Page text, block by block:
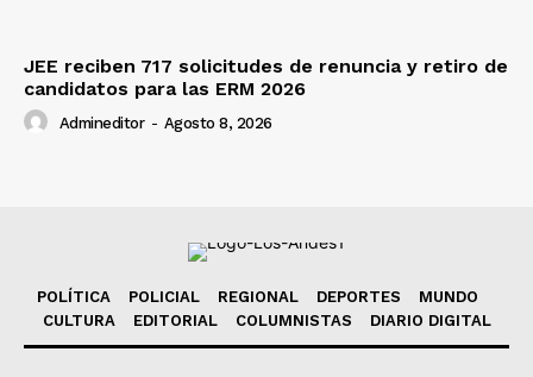
JEE reciben 717 solicitudes de renuncia y retiro de
candidatos para las ERM 2026
Admineditor - Agosto 8, 2026
POLÍTICA POLICIAL REGIONAL DEPORTES
MUNDO
CULTURA
EDITORIAL COLUMNISTAS DIARIO DIGITAL